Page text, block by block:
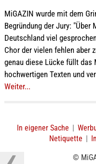
MiGAZIN wurde mit dem
Begründung der Jury:
Deutschland viel
Chor der vielen fehlen aber
genau diese Lücke füllt
hochwertigen Texten und
Weiter...
In eigener Sache |
Netiquette |
©